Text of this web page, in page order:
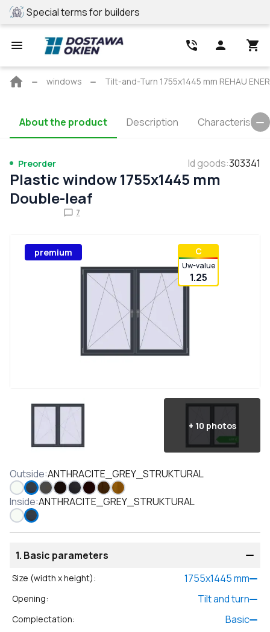
Special terms for builders
Main
windows Tilt-and-Turn 1755x1445 mm REHAU
About the product Description Characteristics
Preorder Id goods:303341
Plastic window 1755x1445 mm
Double-leaf
7
premium С
Uw-value
1.25
+ 10 photos
Outside:ANTHRACITE_GREY_STRUKTURAL
Inside:ANTHRACITE_GREY_STRUKTURAL
1. Basic parameters
Size (width x height): 1755x1445mm
Opening: Tilt and turn
Complectation: Basic